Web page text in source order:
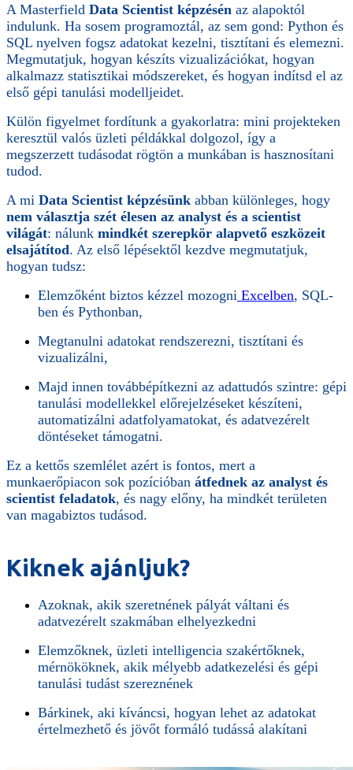
A Masterfield Data Scientist képzésén az alapoktól
indulunk. Ha sosem programoztál, az sem gond: Python és
SQL nyelven fogsz adatokat kezelni, tisztítani és elemezni.
Megmutatjuk, hogyan készíts vizualizációkat, hogyan
alkalmazz statisztikai módszereket, és hogyan indítsd el az
első gépi tanulási modelljeidet.
Külön figyelmet fordítunk a gyakorlatra: mini projekteken
keresztül valós üzleti példákkal dolgozol, így a
megszerzett tudásodat rögtön a munkában is hasznosítani
tudod.
A mi Data Scientist képzésünk abban különleges, hogy
nem választja szét élesen az analyst és a scientist
világát: nálunk mindkét szerepkör alapvető eszközeit
elsajátítod. Az első lépésektől kezdve megmutatjuk,
hogyan tudsz:
Elemzőként biztos kézzel mozogni Excelben, SQL-
ben és Pythonban,
Megtanulni adatokat rendszerezni, tisztítani és
vizualizálni,
Majd innen továbbépítkezni az adattudós szintre: gépi
tanulási modellekkel előrejelzéseket készíteni,
automatizálni adatfolyamatokat, és adatvezérelt
döntéseket támogatni.
Ez a kettős szemlélet azért is fontos, mert a
munkaerőpiacon sok pozícióban átfednek az analyst és
scientist feladatok, és nagy előny, ha mindkét területen
van magabiztos tudásod.
Kiknek ajánljuk?
Azoknak, akik szeretnének pályát váltani és
adatvezérelt szakmában elhelyezkedni
Elemzőknek, üzleti intelligencia szakértőknek,
mérnököknek, akik mélyebb adatkezelési és gépi
tanulási tudást szereznének
Bárkinek, aki kíváncsi, hogyan lehet az adatokat
értelmezhető és jövőt formáló tudássá alakítani